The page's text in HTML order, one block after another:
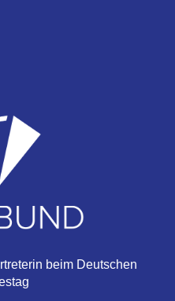
beim Deutschen